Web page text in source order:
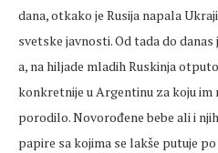
dana, otkako je Rusija napala
svetske javnosti. Od tada do
a, na hiljade mladih Ruskinja
konkretnije u Argentinu za koju im
porodilo. Novorođene bebe ali i
papire sa kojima se lakše putuje